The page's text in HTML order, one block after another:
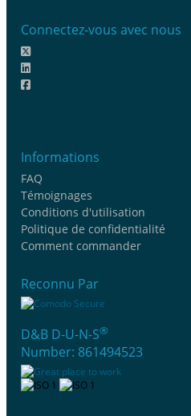
Connectez-vous avec nous
Informations
FAQ
Témoignages
Conditions d'utilisation
Politique de confidentialité
Comment commander
Reconnu Par
D&B D-U-N-S®
Number: 861494523